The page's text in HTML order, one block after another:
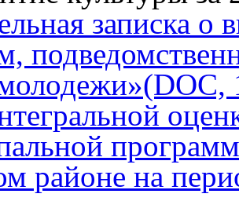
записка
(DOC,
районе на